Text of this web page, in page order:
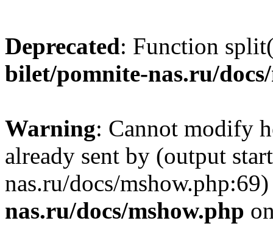
Deprecated: Function
bilet/pomnite-nas.ru/
Warning: Cannot modify
already sent by (output
nas.ru/docs/
nas.ru/docs/mshow.php